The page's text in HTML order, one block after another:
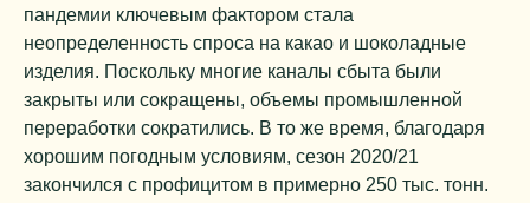
пандемии ключевым фактором стала
неопределенность спроса на какао и шоколадные
изделия. Поскольку многие каналы сбыта были
закрыты или сокращены, объемы промышленной
переработки сократились. В то же время, благодаря
хорошим погодным условиям, сезон 2020/21
закончился с профицитом в примерно 250 тыс. тонн.